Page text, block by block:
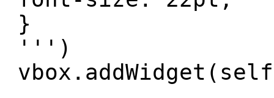
}
''')